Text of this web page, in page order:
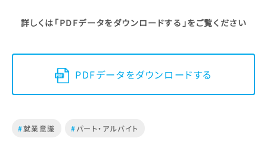
詳しくは「PDFデータをダウンロードする」をご覧ください
PDFデータをダウンロードする
#就業意識 #パート・アルバイト